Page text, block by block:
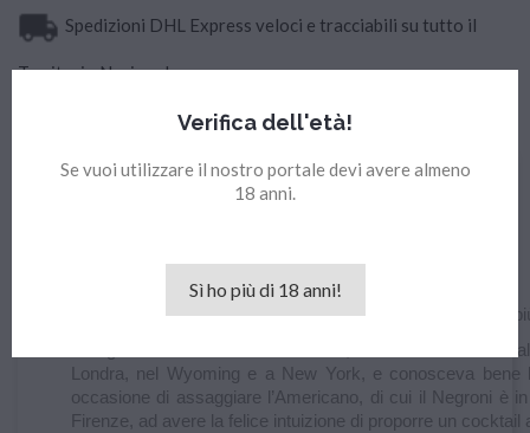
Spedizioni DHL Express veloci e tracciabili su tutto il
Territorio Nazionale.
Dettagli del prodotto
Ha cento anni il più internazionale dei cocktail italiani, tra i
Il Negroni è nato a Firenze nel 1919, dove è stato ideato
Londra, nel Wyoming e a New York, e conosceva
occasione di assaggiare l’Americano, di cui il Negroni è
Firenze, ad avere la felice intuizione di proporre un
Verifica dell'età!
Se vuoi utilizzare il nostro portale devi avere almeno
18 anni.
Sì ho più di 18 anni!